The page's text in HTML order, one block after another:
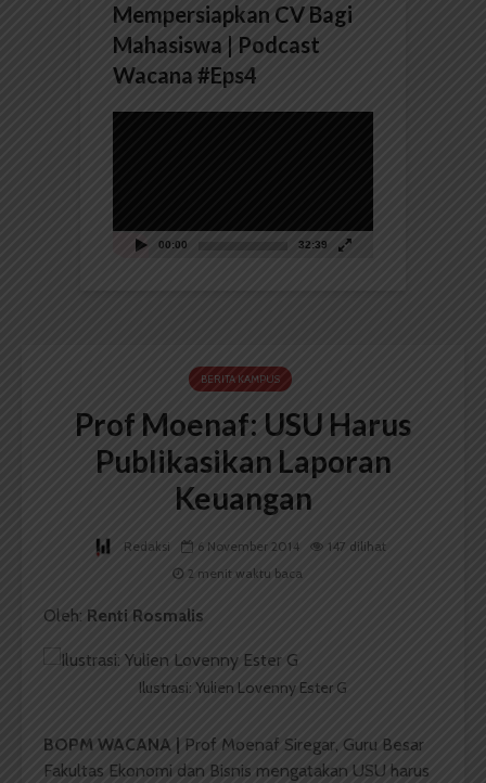
Mempersiapkan CV Bagi
Mahasiswa | Podcast
Wacana #Eps4
00:00 32:39
BERITA KAMPUS
Prof Moenaf: USU Harus
Publikasikan Laporan
Keuangan
Redaksi 6 November 2014
147 dilihat
2 menit waktu baca
Oleh: Renti Rosmalis
Ilustrasi: Yulien Lovenny Ester G
BOPM WACANA |
Prof Moenaf Siregar, Guru Besar
Fakultas Ekonomi dan Bisnis mengatakan USU harus